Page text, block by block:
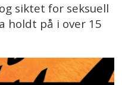
siktet for seksuell
holdt på i over 15